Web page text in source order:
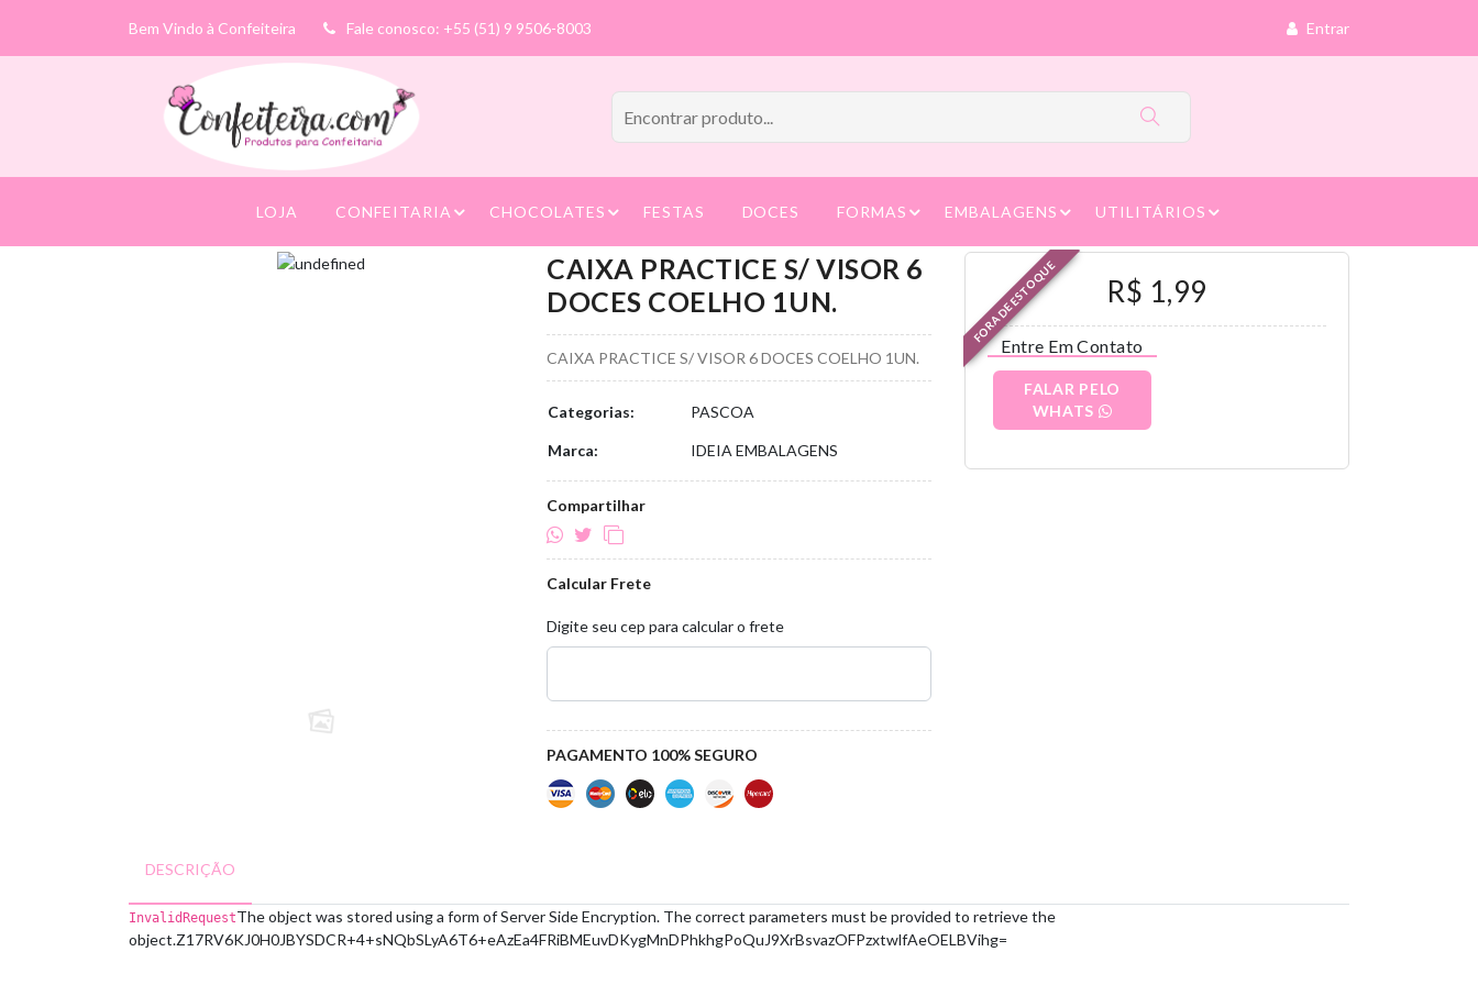
Bem Vindo à Confeiteira Fale conosco: +55 (51) 9 9506-8003 Entrar
LOJA CONFEITARIA CHOCOLATES FESTAS DOCES FORMAS EMBALAGENS UTILITÁRIOS
CAIXA PRACTICE S/ VISOR 6
DOCES COELHO 1UN.
CAIXA PRACTICE S/ VISOR 6 DOCES COELHO 1UN.
Categorias: PASCOA
Marca: IDEIA EMBALAGENS
Compartilhar
Calcular Frete
Digite seu cep para calcular o frete
PAGAMENTO 100% SEGURO
FORA DE ESTOQUE R$ 1,99
Entre Em Contato
FALAR PELO
WHATS
DESCRIÇÃO
InvalidRequestThe object was stored using a form of Server Side Encryption. The correct parameters must be provided to retrieve the
object.Z17RV6KJ0H0JBYSDCR+4+sNQbSLyA6T6+eAzEa4FRiBMEuvDKygMnDPhkhgPoQuJ9XrBsvazOFPzxtwlfAeOELBVihg=